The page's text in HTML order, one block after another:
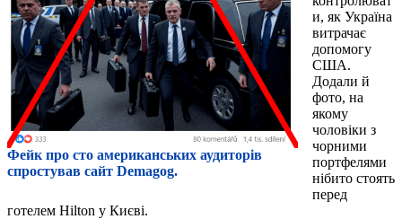
Фейк про сто американських аудиторів
спростував сайт Demagog.
и, як Україна
витрачає
допомогу
США.
Додали й
фото, на
якому
чоловіки з
чорними
портфелями
нібито стоять
перед
готелем Hilton у Києві.